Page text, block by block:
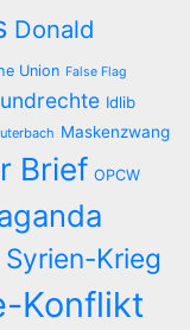
Donald
Union False Flag
Idlib
Maskenzwang
Brief OPCW
Syrien-Krieg
Konflikt